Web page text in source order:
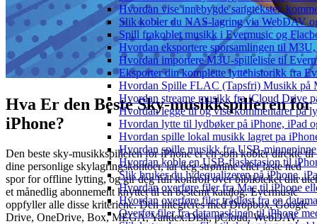
Hvordan vise innebygde sangtekster,
Slik kobler du NAS-lagring via WebDAV
Spill frakoblet musikk i Evermusic og
Hvordan eksportere sporsamlingen til
Hvordan importere M3U-spilleliste til
Eksporter din komplette lyttehistorikk fra
Hvordan Spille FLAC (Tapsfri) Musikk på
Hvordan streame musikk fra iCloud Drive
Hvordan legge til og vise kommentarer på
Hvordan lytte til lydbøker på iPhone, iPad
Hvordan spille lokal musikk lagret pa
Hvordan spille musikk fra USB-
Hvordan koble en USB-flashstasjon til
Slik bruker du lydequalizeren på iPhone,
Hvordan overføre filer fra Mac til iPhone
Hvordan overføre filer trådløst fra en
Overfør filer fra datamaskinen til iPhone
Hva Er den Beste Sky-musikkspilleren for
iPhone?
Den beste sky-musikkspilleren for iPhone er en som kobler direkte til
dine personlige skylagringskontoer, lar deg strømme eller laste ned
spor for offline lytting, og gir deg full kontroll over biblioteket ditt
et månedlig abonnement knyttet til en bestemt katalog. Evermusic
oppfyller alle disse kriteriene. Den integreres med Dropbox, Google
Drive, OneDrive, Box, MEGA, Yandex.Disk, pCloud, WebDAV,